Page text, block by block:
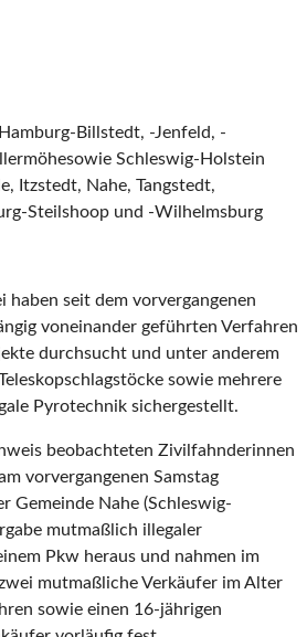
Billstedt, -Jenfeld, -
Schleswig-Holstein
Itzstedt, Nahe, Tangstedt,
Steilshoop und -Wilhelmsburg
haben seit dem vorvergangenen
voneinander geführten Verfahren
durchsucht und unter anderem
sowie mehrere
Pyrotechnik sichergestellt.
beobachteten Zivilfahnderinnen
vorvergangenen Samstag
Gemeinde Nahe (Schleswig-
mutmaßlich illegaler
Pkw heraus und nahmen im
mutmaßliche Verkäufer im Alter
sowie einen 16-jährigen